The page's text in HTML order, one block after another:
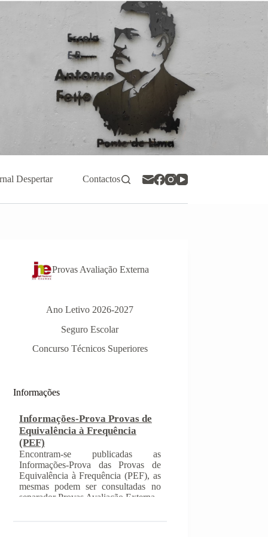
Despertar Contactos
Provas Avaliação Externa
Ano Letivo 2026-2027
Seguro Escolar
Concurso Técnicos Superiores
Informações
Informações-Prova Provas de
(PEF)
mesmas podem ser consultadas no
INSCRIÇÃO NAS PROVAS
FINAIS E NAS PROVAS DE
EQUIVALÊNCIA À
FREQUÊNCIA
Com a publicação da Norma 1 do
JNE – Júri Nacional de Exames,
ficaram definidos os prazos para